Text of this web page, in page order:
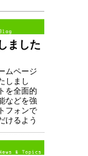
ました
ムページ
しまし
を全面的
などを強
フォンで
けるよう
しの皆様
思ってお